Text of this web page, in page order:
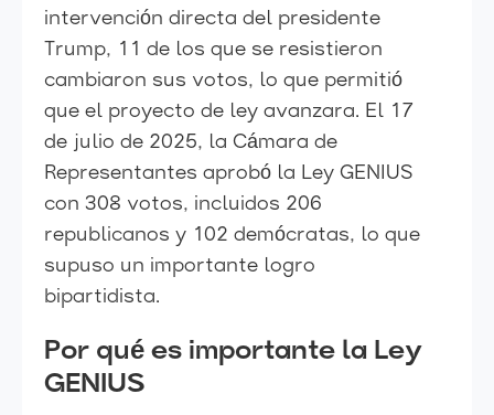
intervención directa del presidente
Trump, 11 de los que se resistieron
cambiaron sus votos, lo que permitió
que el proyecto de ley avanzara. El 17
de julio de 2025, la Cámara de
Representantes aprobó la Ley GENIUS
con 308 votos, incluidos 206
republicanos y 102 demócratas, lo que
supuso un importante logro
bipartidista.
Por qué es importante la Ley
GENIUS